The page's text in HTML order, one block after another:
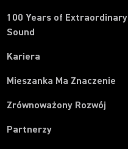
100 Years of Extraordinary
Sound
Kariera
Mieszanka Ma Znaczenie
Zrównoważony Rozwój
Partnerzy